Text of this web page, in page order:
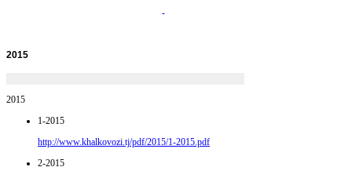
2015
2015
1-2015
http://www.khalkovozi.tj/pdf/2015/1-2015.pdf
2-2015